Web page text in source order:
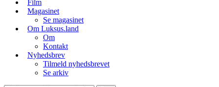
Film
Magasinet
Se magasinet
Om Luksus.land
Om
Kontakt
Nyhedsbrev
Tilmeld nyhedsbrevet
Se arkiv